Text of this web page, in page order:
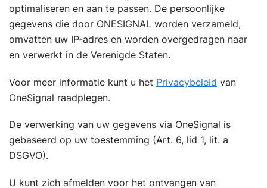
optimaliseren en aan te passen. De persoonlijke
gegevens die door ONESIGNAL worden verzameld,
omvatten uw IP-adres en worden overgedragen naar
en verwerkt in de Verenigde Staten.
Voor meer informatie kunt u het Privacybeleid van
OneSignal raadplegen.
De verwerking van uw gegevens via OneSignal is
gebaseerd op uw toestemming (Art. 6, lid 1, lit. a
DSGVO).
U kunt zich afmelden voor het ontvangen van